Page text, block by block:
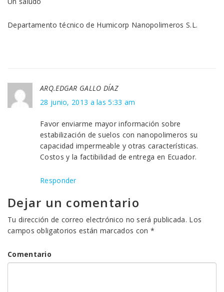
Departamento técnico de Humicorp Nanopolimeros S.L.
ARQ.EDGAR GALLO DÍAZ
28 junio, 2013 a las 5:33 am
Favor enviarme mayor información sobre
estabilización de suelos con nanopolimeros su
capacidad impermeable y otras características.
Costos y la factibilidad de entrega en Ecuador.
Responder
Dejar un comentario
Tu dirección de correo electrónico no será publicada. Los
campos obligatorios están marcados con *
Comentario